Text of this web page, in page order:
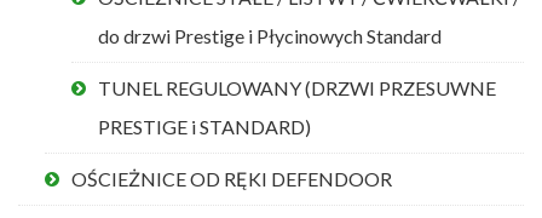
do drzwi Prestige i Płycinowych Standard
TUNEL REGULOWANY (DRZWI PRZESUWNE
PRESTIGE i STANDARD)
OŚCIEŻNICE OD RĘKI DEFENDOOR